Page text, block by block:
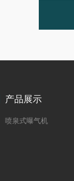
产品展示
喷泉式曝气机